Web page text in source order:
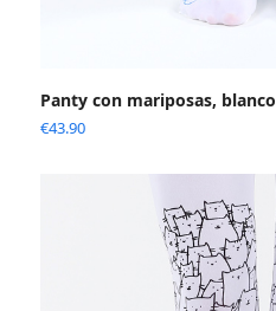
Panty con mariposas, blanco
€43.90